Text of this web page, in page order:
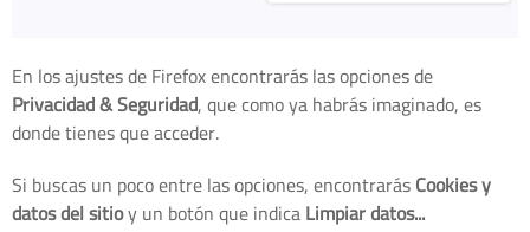
En los ajustes de Firefox encontrarás las opciones de
Privacidad & Seguridad, que como ya habrás imaginado, es
donde tienes que acceder.
Si buscas un poco entre las opciones, encontrarásCookies y
datos del sitioy un botón que indicaLimpiar datos...